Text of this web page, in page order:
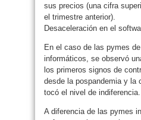
sus precios (una cifra
el trimestre anterior).
Desaceleración en el
En el caso de las pymes
informáticos, se observó
los primeros signos de
desde la pospandemia y la
tocó el nivel de indiferencia.
A diferencia de las pymes